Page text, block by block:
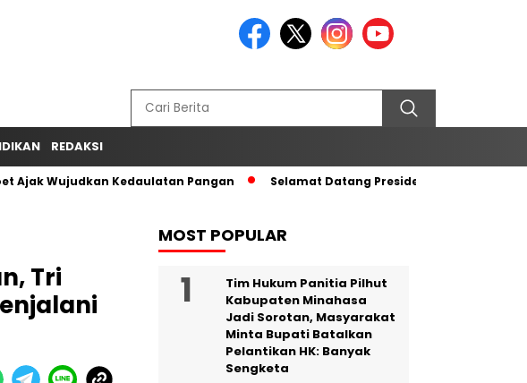
REDAKSI
Ajak Wujudkan Kedaulatan Pangan Selamat Datang Presiden RI di Tanah
Tri
MOST POPULAR
Tim Hukum Panitia Pilhut
Kabupaten Minahasa
Jadi Sorotan, Masyarakat
Minta Bupati Batalkan
Pelantikan HK: Banyak
Sengketa